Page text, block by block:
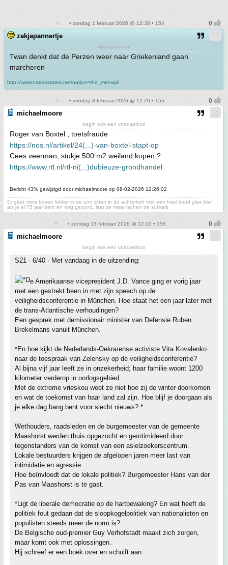
• zondag 1 februari 2026 @ 12:38 • 154
zakjapannertje
rijksmonument
Twan denkt dat de Perzen weer naar Griekenland gaan
marcheren
http://www.nationstates.net/nation=the_menapii
• zondag 8 februari 2026 @ 12:20 • 155
michaelmoore
begin ook een voedselbos
Roger van Boxtel , toetsfraude
https://nos.nl/artikel/24(...)-van-boxtel-stapt-op
Cees veerman, stukje 500 m2 weiland kopen ?
https://www.rtl.nl/rtl-ni(...)dubieuze-grondhandel
Bericht 43% gewijzigd door michaelmoore op 08-02-2026 12:26:02
Er gaat niets boven lekker in de zon zitten in de achtertuin met een heel koud glas bier ,
als je al 75 jaar bent en nog gezond, laat ze maar lachen de sukkels
• zondag 15 februari 2026 @ 12:10 • 156
michaelmoore
begin ook een voedselbos
S21 · 6/40 · Met vandaag in de uitzending:
e Amerikaanse vicepresident J.D. Vance ging er vorig jaar
met een gestrekt been in met zijn speech op de
veiligheidsconferentie in München. Hoe staat het een jaar later met
de trans-Atlantische verhoudingen?
Een gesprek met demissionair minister van Defensie Ruben
Brekelmans vanuit München.
*En hoe kijkt de Nederlands-Oekraïense activiste Vita Kovalenko
naar de toespraak van Zelensky op de veiligheidsconferentie?
Al bijna vijf jaar leeft ze in onzekerheid; haar familie woont 1200
kilometer verderop in oorlogsgebied.
Met de extreme vrieskou weet ze niet hoe zij de winter doorkomen
en wat de toekomst van haar land zal zijn. Hoe blijf je doorgaan als
je elke dag bang bent voor slecht nieuws? *
Wethouders, raadsleden en de burgemeester van de gemeente
Maashorst werden thuis opgezocht en geïntimideerd door
tegenstanders van de komst van een asielzoekerscentrum.
Lokale bestuurders krijgen de afgelopen jaren meer last van
intimidatie en agressie.
Hoe beïnvloedt dat de lokale politiek? Burgemeester Hans van der
Pas van Maashorst is te gast.
*Ligt de liberale democratie op de hartbewaking? En wat heeft de
politiek fout gedaan dat de sloopkogelpolitiek van nationalisten en
populisten steeds meer de norm is?
De Belgische oud-premier Guy Verhofstadt maakt zich zorgen,
maar komt ook met oplossingen.
Hij schreef er een boek over en schuift aan.